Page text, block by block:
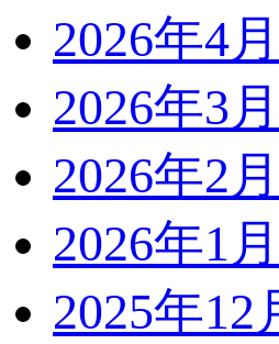
2026年4月
2026年3月
2026年2月
2026年1月
2025年12